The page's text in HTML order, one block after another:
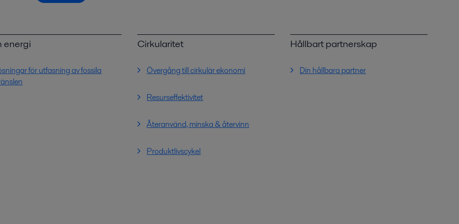
energi
för utfasning av fossila
Cirkularitet
Övergång till cirkulär ekonomi
Resurseffektivitet
Återanvänd, minska & återvinn
Produktlivscykel
Hållbart partnerskap
Din hållbara partner